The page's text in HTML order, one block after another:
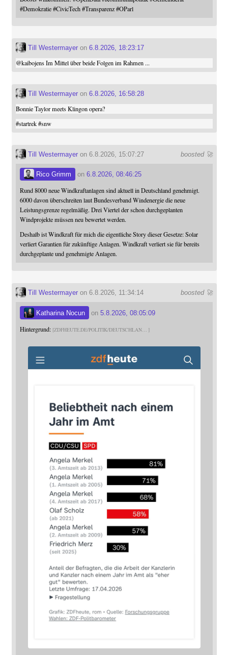
#Demokratie #CivicTech #Transparenz #OParl
Till Westermayeron 6.8.2026, 18:23:17
@kaibojensIm Mittel über beide Folgen im Rahmen ...
Till Westermayeron 6.8.2026, 16:58:28
Bonnie Taylor meets Klingon opera?
#startrek #snw
boosted 🚀
Till Westermayeron 6.8.2026, 15:07:27
Rico Grimm on 6.8.2026, 08:46:25
Rund 8000 neue Windkraftanlagen sind aktuell in Deutschland genehmigt.
6000 davon überschreiten laut Bundesverband Windenergie die neue
Leistungsgrenze regelmäßig. Drei Viertel der schon durchgeplanten
Windprojekte müssen neu bewertet werden.
Deshalb ist Windkraft für mich die eigentliche Story dieser Gesetze: Solar
verliert Garantien für zukünftige Anlagen. Windkraft verliert sie für bereits
durchgeplante und genehmigte Anlagen.
boosted 🚀
Till Westermayeron 6.8.2026, 11:34:14
Katharina Nocun on 5.8.2026, 08:05:09
Hintergrund: ZDFHEUTE.DE/POLITIK/DEUTSCHLAN